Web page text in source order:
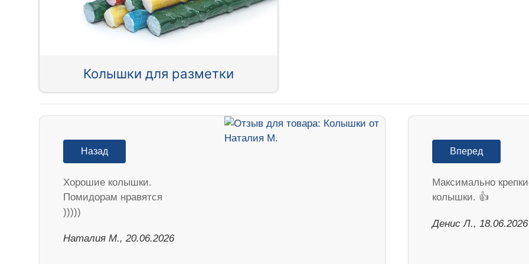
Колышки для разметки
Назад
Хорошие колышки.
Помидорам нравятся
)))))
Наталия М., 20.06.2026
Вперед
Максимально
колышки. 👍
Денис Л., 18.06.2026